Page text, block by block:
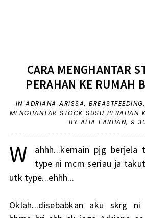
CARA MENGHANTAR
PERAHAN KE RUMAH
IN ADRIANA ARISSA, BREASTFEEDING,
MENGHANTAR STOCK SUSU PERAHAN
BY ALIA FARHAN,
W
ahhh...kemain pjg berjela
type ni mcm seriau ja
utk type...ehhh...
Oklah...disebabkan aku skrg